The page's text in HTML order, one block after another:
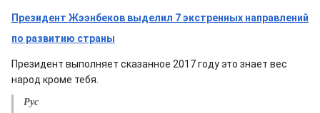
Президент Жээнбеков выделил 7 экстренных направлений
по развитию страны
Президент выполняет сказанное 2017 году это знает вес
народ кроме тебя.
Рус